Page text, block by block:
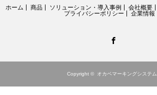
ホーム 商品 ソリューション・導入事例 会社概要
プライバシーポリシー
企業情報
Copyright © オカベマーキングシステム